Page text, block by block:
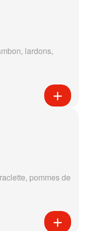
lardons,
pommes de